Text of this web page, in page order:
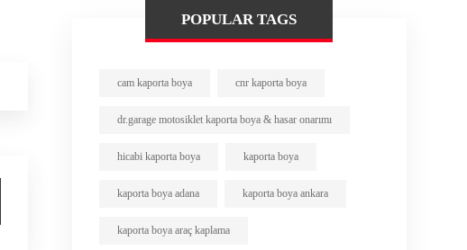
POPULAR TAGS
cam kaporta boya cnr kaporta boya
dr.garage motosiklet kaporta boya & hasar onarımı
hicabi kaporta boya kaporta boya
kaporta boya adana kaporta boya ankara
kaporta boya araç kaplama